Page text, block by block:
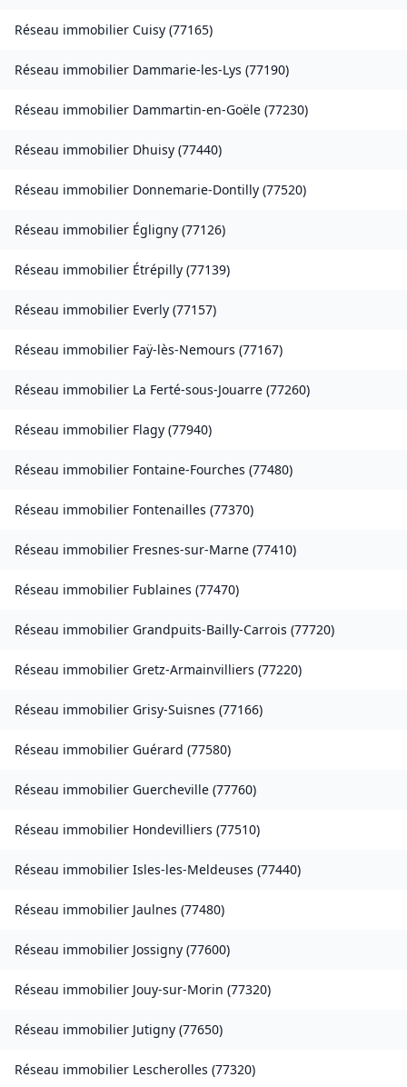
Réseau immobilier Cuisy (77165)
Réseau immobilier Dammarie-les-Lys (77190)
Réseau immobilier Dammartin-en-Goële (77230)
Réseau immobilier Dhuisy (77440)
Réseau immobilier Donnemarie-Dontilly (77520)
Réseau immobilier Égligny (77126)
Réseau immobilier Étrépilly (77139)
Réseau immobilier Everly (77157)
Réseau immobilier Faÿ-lès-Nemours (77167)
Réseau immobilier La Ferté-sous-Jouarre (77260)
Réseau immobilier Flagy (77940)
Réseau immobilier Fontaine-Fourches (77480)
Réseau immobilier Fontenailles (77370)
Réseau immobilier Fresnes-sur-Marne (77410)
Réseau immobilier Fublaines (77470)
Réseau immobilier Grandpuits-Bailly-Carrois (77720)
Réseau immobilier Gretz-Armainvilliers (77220)
Réseau immobilier Grisy-Suisnes (77166)
Réseau immobilier Guérard (77580)
Réseau immobilier Guercheville (77760)
Réseau immobilier Hondevilliers (77510)
Réseau immobilier Isles-les-Meldeuses (77440)
Réseau immobilier Jaulnes (77480)
Réseau immobilier Jossigny (77600)
Réseau immobilier Jouy-sur-Morin (77320)
Réseau immobilier Jutigny (77650)
Réseau immobilier Lescherolles (77320)